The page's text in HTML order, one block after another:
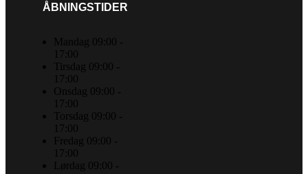
ÅBNINGSTIDER
Mandag 09:00 -
17:00
Tirsdag 09:00 -
17:00
Onsdag 09:00 -
17:00
Torsdag 09:00 -
17:00
Fredag 09:00 -
17:00
Lørdag 09:00 -